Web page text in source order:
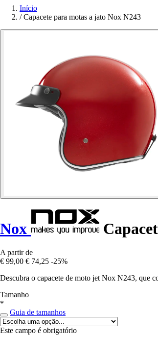
Início
/ Capacete para motas a jato Nox N243
Nox
A partir de
€ 99,00 € 74,25 -25%
Descubra o capacete de moto jet Nox N243, que
Tamanho
*
Guia de tamanhos
Este campo é obrigatório